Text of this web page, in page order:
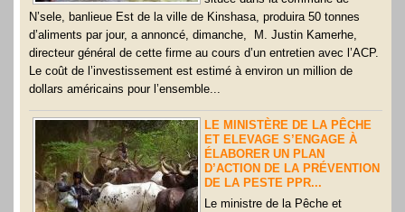
N’sele, banlieue Est de la ville de Kinshasa, produira 50 tonnes
d’aliments par jour, a annoncé, dimanche, M. Justin Kamerhe,
directeur général de cette firme au cours d’un entretien avec l’ACP.
Le coût de l’investissement est estimé à environ un million de
dollars américains pour l’ensemble...
LE MINISTÈRE DE LA PÊCHE
ET ELEVAGE S’ENGAGE À
ÉLABORER UN PLAN
D’ACTION DE LA PRÉVENTION
DE LA PESTE PPR...
Le ministre de la Pêche et